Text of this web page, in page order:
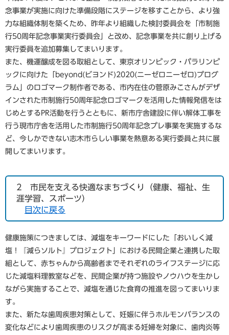
念事業が実施に向けた準備段階にステージを移すことから、より強
力な組織体制を築くため、昨年より組織した検討委員会を「市制施
行50周年記念事業実行委員会」と改め、記念事業を共に創り上げる
実行委員を追加募集してまいります。
また、機運醸成を図る取組として、東京オリンピック・パラリンピ
ックに向けた「beyond(ビヨンド)2020(ニーゼロニーゼロ)プログ
ラム」のロゴマーク制作者である、市内在住の菅原みこさんがデザ
インされた市制施行50周年記念ロゴマークを活用した情報発信をは
じめとするPR活動を行うとともに、新市庁舎建設に伴い解体工事を
行う現市庁舎を活用した市制施行50周年記念プレ事業を実施するな
ど、今しかできない志木市らしい事業を熱意ある実行委員と共に展
開してまいります。
2 市民を支える快適なまちづくり（健康、福祉、生
涯学習、スポーツ）
目次に戻る
健康施策につきましては、減塩をキーワードにした「おいしく減
塩！『減らソルト』プロジェクト」における民間企業と連携した取
組として、赤ちゃんから高齢者までそれぞれのライフステージに応
じた減塩料理教室などを、民間企業が持つ施設やノウハウを生かし
ながら実施することで、減塩を通じた食育の推進を図ってまいりま
す。
また、新たな歯周疾患対策として、妊娠に伴うホルモンバランスの
変化などにより歯周疾患のリスクが高まる妊婦を対象に、歯肉炎等